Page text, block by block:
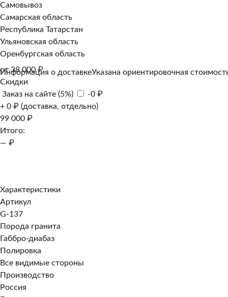
Самовывоз
Самарская область
Республика Татарстан
Ульяновская область
Оренбургская область
Информация о доставкеУказана ориентировочная
от 38 000 ₽
Скидки
Заказ на сайте (5%)
-0 ₽
+ 0 ₽ (доставка, отдельно)
99 000 ₽
Итого:
— ₽
Характеристики
Артикул
G-137
Порода гранита
Габбро-диабаз
Полировка
Все видимые стороны
Производство
Россия